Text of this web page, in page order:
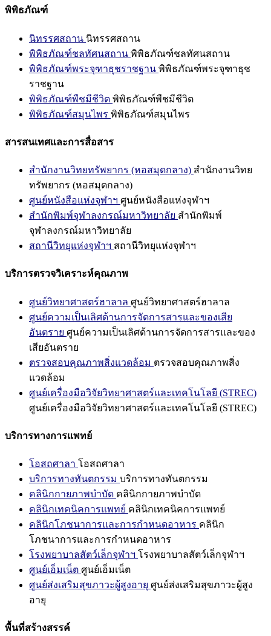
พิพิธภัณฑ์
นิทรรศสถาน นิทรรศสถาน
พิพิธภัณฑ์ชลทัศนสถาน พิพิธภัณฑ์ชลทัศนสถาน
พิพิธภัณฑ์พระจุฑาธุชราชฐาน พิพิธภัณฑ์พระจุฑาธุช
ราชฐาน
พิพิธภัณฑ์พืชมีชีวิต พิพิธภัณฑ์พืชมีชีวิต
พิพิธภัณฑ์สมุนไพร พิพิธภัณฑ์สมุนไพร
สารสนเทศและการสื่อสาร
สำนักงานวิทยทรัพยากร (หอสมุดกลาง) สำนักงานวิทย
ทรัพยากร (หอสมุดกลาง)
ศูนย์หนังสือแห่งจุฬาฯ ศูนย์หนังสือแห่งจุฬาฯ
สำนักพิมพ์จุฬาลงกรณ์มหาวิทยาลัย สำนักพิมพ์
จุฬาลงกรณ์มหาวิทยาลัย
สถานีวิทยุแห่งจุฬาฯ สถานีวิทยุแห่งจุฬาฯ
บริการตรวจวิเคราะห์คุณภาพ
ศูนย์วิทยาศาสตร์ฮาลาล ศูนย์วิทยาศาสตร์ฮาลาล
ศูนย์ความเป็นเลิศด้านการจัดการสารและของเสีย
อันตราย ศูนย์ความเป็นเลิศด้านการจัดการสารและของ
เสียอันตราย
ตรวจสอบคุณภาพสิ่งแวดล้อม ตรวจสอบคุณภาพสิ่ง
แวดล้อม
ศูนย์เครื่องมือวิจัยวิทยาศาสตร์และเทคโนโลยี (STREC)
ศูนย์เครื่องมือวิจัยวิทยาศาสตร์และเทคโนโลยี (STREC)
บริการทางการแพทย์
โอสถศาลา โอสถศาลา
บริการทางทันตกรรม บริการทางทันตกรรม
คลินิกกายภาพบำบัด คลินิกกายภาพบำบัด
คลินิกเทคนิคการแพทย์ คลินิกเทคนิคการแพทย์
คลินิกโภชนาการและการกำหนดอาหาร คลินิก
โภชนาการและการกำหนดอาหาร
โรงพยาบาลสัตว์เล็กจุฬาฯ โรงพยาบาลสัตว์เล็กจุฬาฯ
ศูนย์เอ็มเน็ต ศูนย์เอ็มเน็ต
ศูนย์ส่งเสริมสุขภาวะผู้สูงอายุ ศูนย์ส่งเสริมสุขภาวะผู้สูง
อายุ
พื้นที่สร้างสรรค์